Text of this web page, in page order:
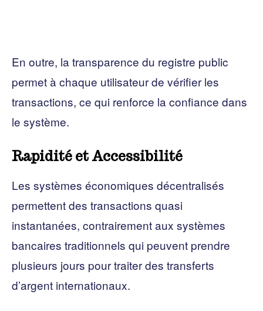
En outre, la transparence du registre public
permet à chaque utilisateur de vérifier les
transactions, ce qui renforce la confiance dans
le système.
Rapidité et Accessibilité
Les systèmes économiques décentralisés
permettent des transactions quasi
instantanées, contrairement aux systèmes
bancaires traditionnels qui peuvent prendre
plusieurs jours pour traiter des transferts
d’argent internationaux.